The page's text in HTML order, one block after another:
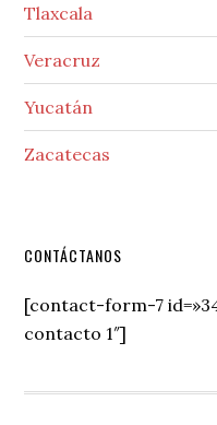
Tlaxcala
Veracruz
Yucatán
Zacatecas
Secondary
Sidebar
CONTÁCTANOS
[contact-form-7
contacto 1″]